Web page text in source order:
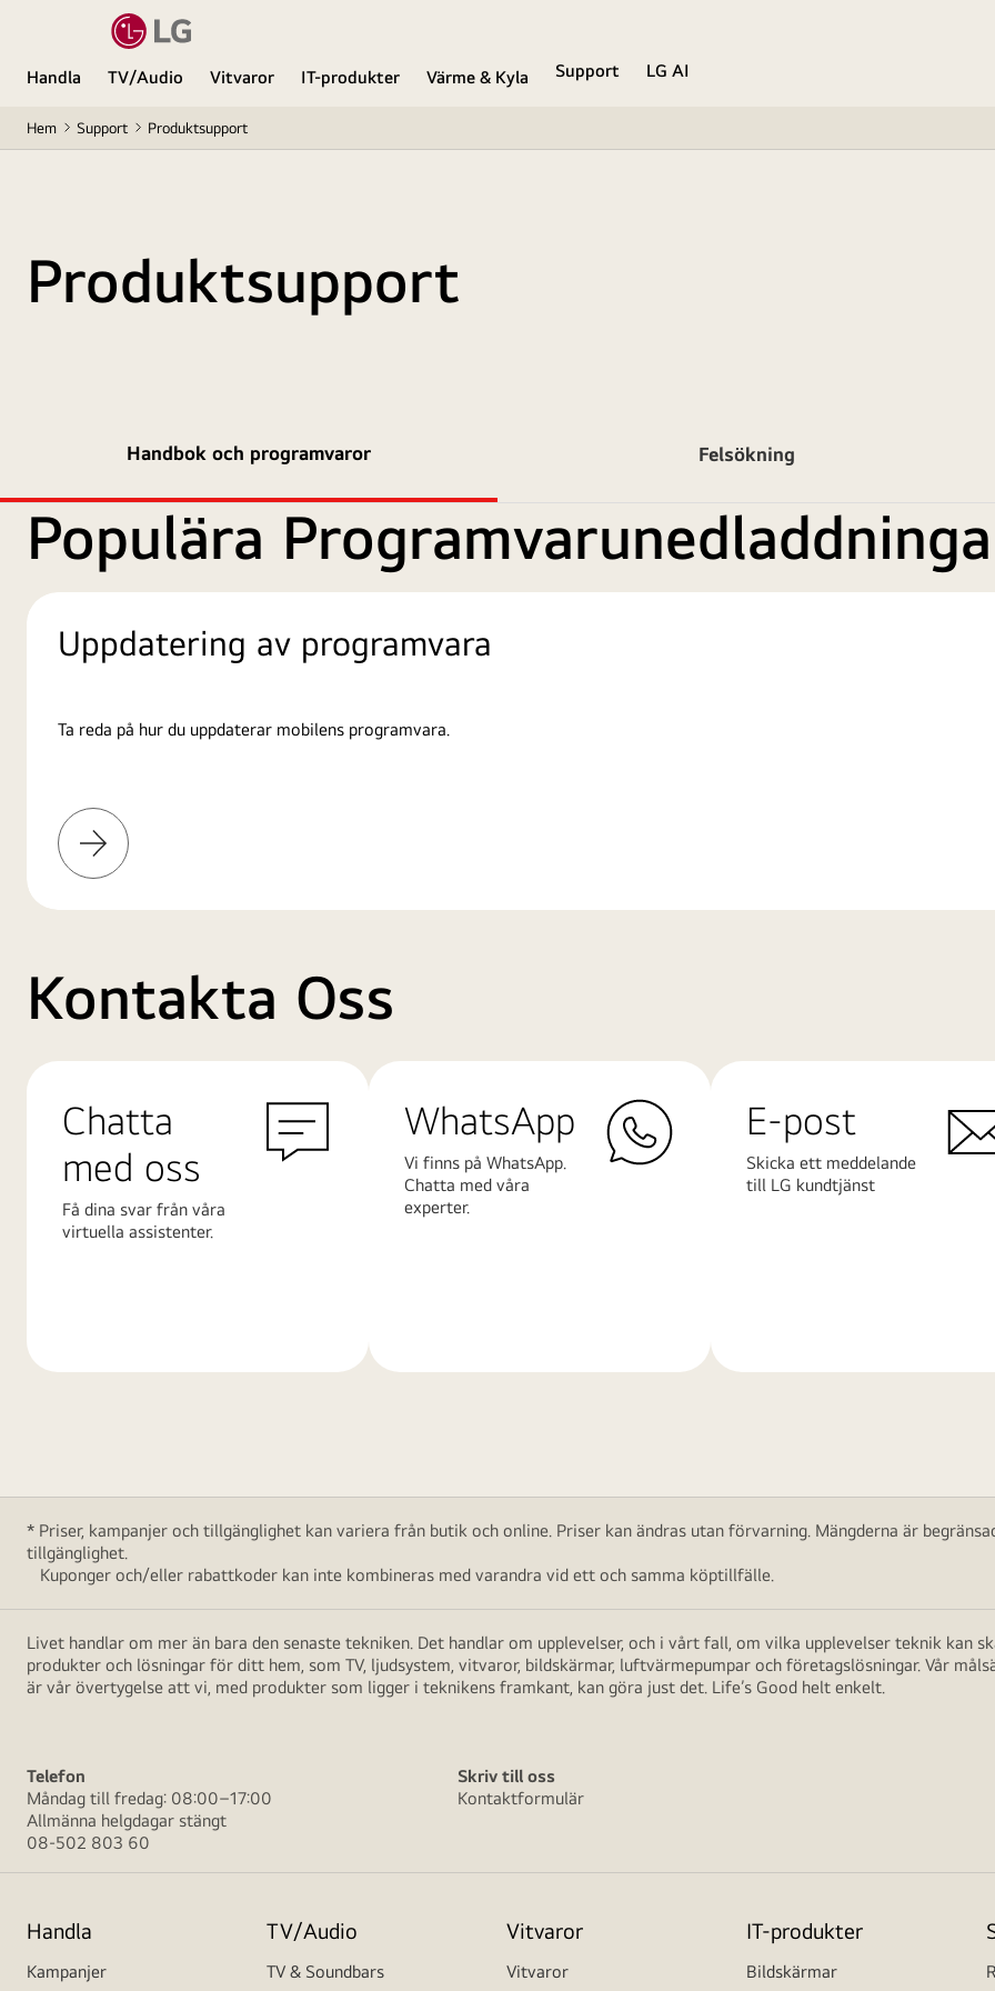
Handla TV/Audio Vitvaror IT-produkter Värme & Kyla Support LG AI
Hem Support Produktsupport
Produktsupport
Handbok och programvaror Felsökning
Populära
Uppdatering av programvara
Ta reda på hur du uppdaterar mobilens programvara.
Läs
mer
Kontakta Oss
Chatta
med oss
Få dina svar från våra
virtuella assistenter.
WhatsApp
Vi finns på WhatsApp.
Chatta med våra
experter.
E-post
Skicka ett meddelande
till LG kundtjänst
* Priser, kampanjer och tillgänglighet kan variera från butik och online. Priser kan ändras utan förvarning. Mängderna är
tillgänglighet.
Kuponger och/eller rabattkoder kan inte kombineras med varandra vid ett och samma köptillfälle.
Livet handlar om mer än bara den senaste tekniken. Det handlar om upplevelser, och i vårt fall, om vilka upplevelser teknik kan
produkter och lösningar för ditt hem, som TV, ljudsystem, vitvaror, bildskärmar, luftvärmepumpar och företagslösningar. Vår
är vår övertygelse att vi, med produkter som ligger i teknikens framkant, kan göra just det. Life’s Good helt enkelt.
Telefon
Måndag till fredag: 08:00–17:00
Allmänna helgdagar stängt
08-502 803 60
Skriv till oss
Kontaktformulär
Handla
Kampanjer
TV/Audio
TV & Soundbars
Vitvaror
Vitvaror
IT-produkter
Bildskärmar